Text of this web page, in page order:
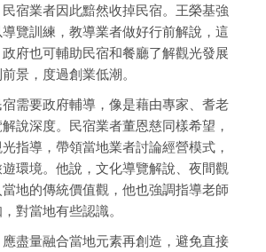
宿業者因此黯然收掉民宿。王榮基強
覽訓練，教導業者做好行前解說，這
府也可輔助民宿和餐廳了解觀光發展
景，度過創業低潮。
需要政府輔導，像是藉由專家、耆老
說深度。民宿業者董恩慈同樣希望，
指導，帶領當地業者討論經營模式，
環境。他說，文化導覽解說、夜間觀
地的傳統價值觀，他也強調指導老師
對當地有些認識。
盡量融合當地元素再創造，避免直接